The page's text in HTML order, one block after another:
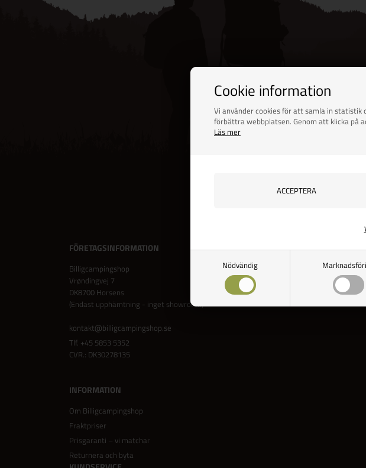
Cookie information
Vi använder cookies för att samla in
förbättra webbplatsen. Genom att klicka på
Läs mer
Nödvändig
FÖRETAGSINFORMATION
Billigcampingshop
Vrøndingvej 7
DK8700 Horsens
(Endast upphämtning - inget showroom)
kontakt@billigcampingshop.se
Tlf. +45 5853 5352
CVR.: DK30278135
INFORMATION
Om Billigcampingshop
Fraktpriser
Prisgaranti – vi matchar
Returnera och byta